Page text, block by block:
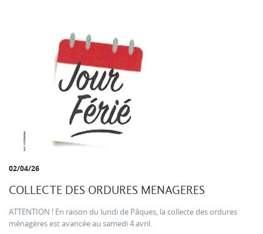
02/04/26
COLLECTE DES ORDURES MENAGERES
ATTENTION ! En raison du lundi de Pâques, la collecte des ordures
ménagères est avancée au samedi 4 avril.